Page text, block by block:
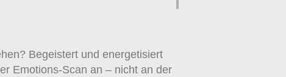
Begeistert und energetisiert
Emotions-Scan an – nicht an der